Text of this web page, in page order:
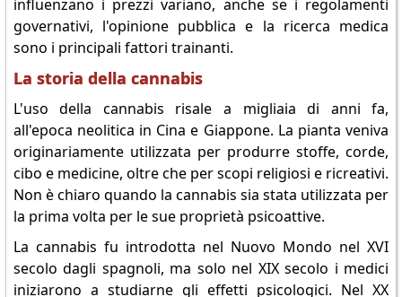
influenzano i prezzi variano, anche se i regolamenti
governativi, l'opinione pubblica e la ricerca medica
sono i principali fattori trainanti.
La storia della cannabis
L'uso della cannabis risale a migliaia di anni fa,
all'epoca neolitica in Cina e Giappone. La pianta veniva
originariamente utilizzata per produrre stoffe, corde,
cibo e medicine, oltre che per scopi religiosi e ricreativi.
Non è chiaro quando la cannabis sia stata utilizzata per
la prima volta per le sue proprietà psicoattive.
La cannabis fu introdotta nel Nuovo Mondo nel XVI
secolo dagli spagnoli, ma solo nel XIX secolo i medici
iniziarono a studiarne gli effetti psicologici. Nel XX